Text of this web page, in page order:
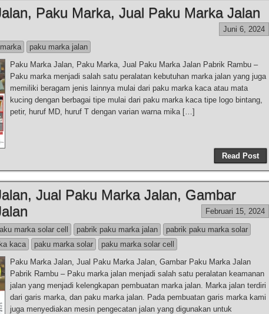
Paku Marka, Jual Paku Marka Jalan
Juni 6, 2024
paku marka jalan
Paku Marka Jalan, Paku Marka, Jual Paku Marka Jalan Pabrik Rambu –
Paku marka menjadi salah satu peralatan kebutuhan marka jalan yang juga
memiliki beragam jenis lainnya mulai dari paku marka kaca atau mata
kucing dengan berbagai tipe mulai dari paku marka kaca tipe logo bintang,
petir, huruf MD, huruf T dengan varian warna mika […]
Read Post
Jual Paku Marka Jalan, Gambar
Februari 15, 2024
marka solar cell pabrik paku marka jalan
pabrik paku marka solar
kaca paku marka solar
paku marka solar cell
Paku Marka Jalan, Jual Paku Marka Jalan, Gambar Paku Marka Jalan
Pabrik Rambu – Paku marka jalan menjadi salah satu peralatan keamanan
jalan yang menjadi kelengkapan pembuatan marka jalan. Marka jalan terdiri
dari garis marka, dan paku marka jalan. Pada pembuatan garis marka kami
juga menyediakan mesin pengecatan jalan yang digunakan untuk